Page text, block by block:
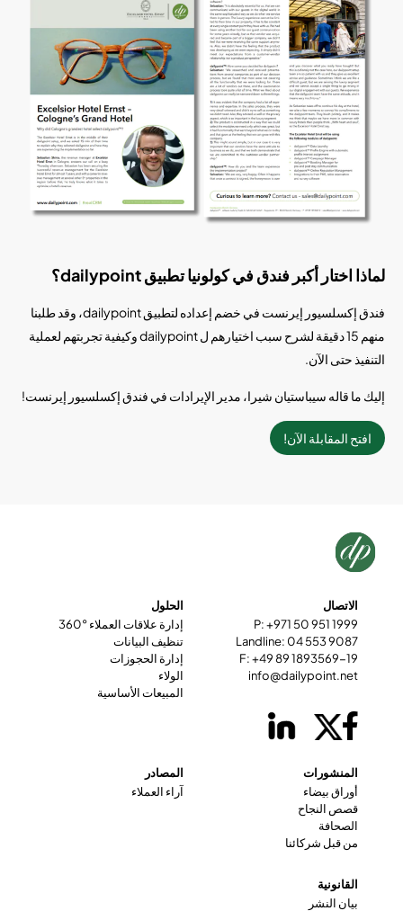
لماذا اختار أكبر فندق في كولونيا تطبيق dailypoint؟
فندق إكسلسيور إيرنست في خضم إعداده لتطبيق dailypoint، وقد طلبنا
منهم 15 دقيقة لشرح سبب اختيارهم ل dailypoint وكيفية تجربتهم لعملية
التنفيذ حتى الآن.
إليك ما قاله سيباستيان شيرا، مدير الإيرادات في فندق إكسلسيور إيرنست!
افتح المقابلة الآن!
الاتصال
P: +971 50 951 1999
Landline: 04 553 9087
F: +49 89 1893569-19
info@dailypoint.net
الحلول
إدارة علاقات العملاء °360
تنظيف البيانات
إدارة الحجوزات
الولاء
المبيعات الأساسية
المنشورات
أوراق بيضاء
قصص النجاح
الصحافة
من قبل شركائنا
المصادر
آراء العملاء
القانونية
بيان النشر